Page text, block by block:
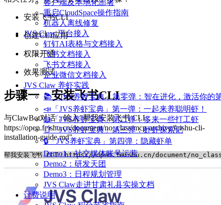
客户端及本地化部署
重启CloudSpace操作指南
机器人离线修复
JVS Claw 平台接入
钉钉AI表格与文档接入
飞书文档接入
飞书文档接入
企业微信文档接入
JVS Claw 养虾实践
📚「JVS养虾宝典」第零弹：智在进化，激活你的
📣「JVS养虾宝典」第一弹：一起来养聪明虾！
📖「JVS养虾宝典」第二弹：多来一些打工虾
📑「JVS养虾宝典」第三弹：虾虾探索记
🔒「JVS养虾宝典」第四弹：隐藏虾单
Demo1：社交媒体账号运营
Demo2：研发天团
Demo3：日程规划管理
JVS Claw走进甘肃礼县实操文档
计费说明
安装飞书CLI
创建CLI应用
权限开通
效果测试
步骤一：安装飞书CLI
与ClawBot对话：输入"帮我安装飞书 CLI：
https://open.feishu.cn/document/no_class/mcp-archive/feishu-cli-
installation-guide.md"。